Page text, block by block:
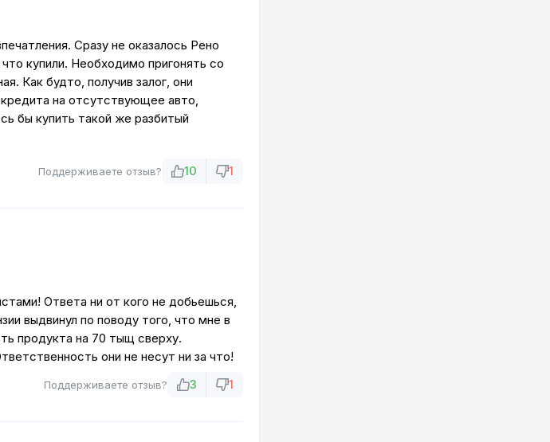
Сразу не оказалось Рено
купили. Необходимо пригонять со
Как будто, получив залог, они
на отсутствующее авто,
бы купить такой же разбитый
Поддерживаете отзыв? 10 1
Ответа ни от кого не добьешься,
выдвинул по поводу того, что мне в
продукта на 70 тыщ сверху.
они не несут ни за что!
Поддерживаете отзыв? 3 1